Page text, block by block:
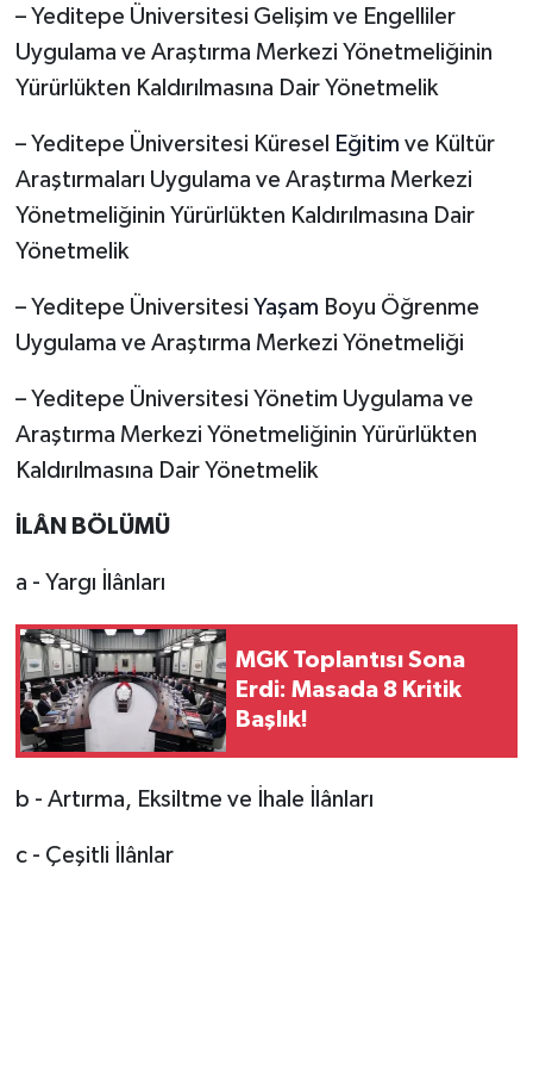
– Yeditepe Üniversitesi Gelişim ve Engelliler
Uygulama ve Araştırma Merkezi Yönetmeliğinin
Yürürlükten Kaldırılmasına Dair Yönetmelik
– Yeditepe Üniversitesi Küresel Eğitim ve Kültür
Araştırmaları Uygulama ve Araştırma Merkezi
Yönetmeliğinin Yürürlükten Kaldırılmasına Dair
Yönetmelik
– Yeditepe Üniversitesi Yaşam Boyu Öğrenme
Uygulama ve Araştırma Merkezi Yönetmeliği
– Yeditepe Üniversitesi Yönetim Uygulama ve
Araştırma Merkezi Yönetmeliğinin Yürürlükten
Kaldırılmasına Dair Yönetmelik
İLÂN BÖLÜMÜ
a - Yargı İlânları
MGK Toplantısı Sona
Erdi: Masada 8 Kritik
Başlık!
b - Artırma, Eksiltme ve İhale İlânları
c - Çeşitli İlânlar